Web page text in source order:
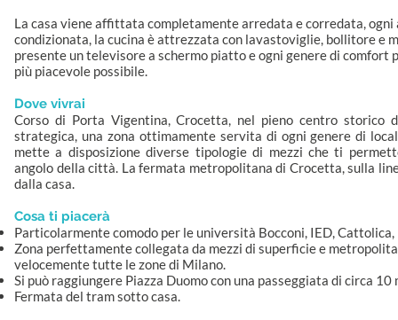
La casa viene affittata completamente arredata e corredata,
condizionata, la cucina è attrezzata con lavastoviglie, bollitore e
presente un televisore a schermo piatto e ogni genere di comfort
più piacevole possibile.
Dove vivrai
Corso di Porta Vigentina, Crocetta, nel pieno centro storico
strategica, una zona ottimamente servita di ogni genere di
mette a disposizione diverse tipologie di mezzi che ti
angolo della città. La fermata metropolitana di Crocetta, sulla
dalla casa.
Cosa ti piacerà
Particolarmente comodo per le università Bocconi, IED,
Zona perfettamente collegata da mezzi di superficie e
velocemente tutte le zone di Milano.
Si può raggiungere Piazza Duomo con una passeggiata di circa 10
Fermata del tram sotto casa.